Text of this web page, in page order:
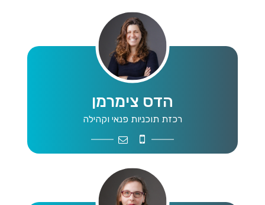
הדס צימרמן
רכזת תוכניות פנאי וקהילה
0523552887
hadaszimm@gmail.com